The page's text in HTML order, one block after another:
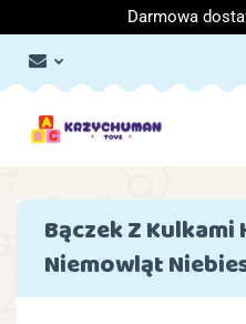
Darmowa
Bączek Z
Niemowląt